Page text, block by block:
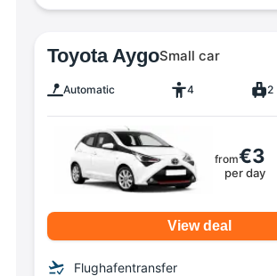
Toyota AygoSmall car
Automatic 4 2
from€3
per day
View deal
Flughafentransfer